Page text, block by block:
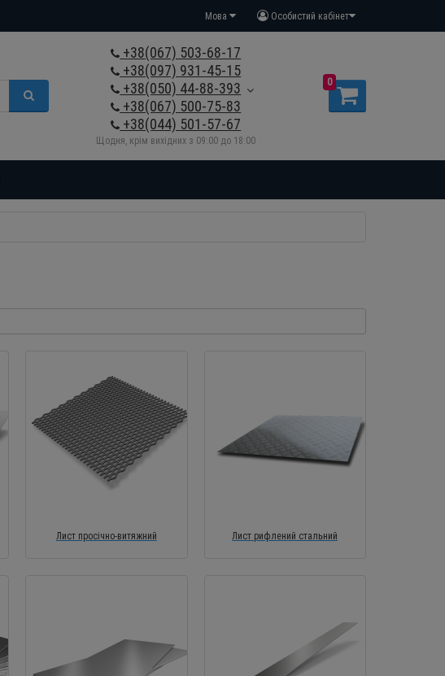
Особистий кабінет
Мова
+38(067) 503-68-17
+38(097) 931-45-15
+38(050) 44-88-393
+38(067) 500-75-83
+38(044) 501-57-67
Щодня, крім вихідних з 09:00 до 18:00
0
Лист просічно-витяжний Лист рифлений стальний